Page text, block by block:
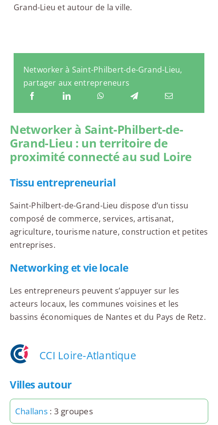
Grand-Lieu et autour de la ville.
Networker à Saint-Philbert-de-Grand-Lieu,
partager aux entrepreneurs
Networker à Saint-Philbert-de-
Grand-Lieu : un territoire de
proximité connecté au sud Loire
Tissu entrepreneurial
Saint-Philbert-de-Grand-Lieu dispose d’un tissu
composé de commerce, services, artisanat,
agriculture, tourisme nature, construction et petites
entreprises.
Networking et vie locale
Les entrepreneurs peuvent s’appuyer sur les
acteurs locaux, les communes voisines et les
bassins économiques de Nantes et du Pays de Retz.
CCI Loire-Atlantique
Villes autour
Challans: 3 groupes